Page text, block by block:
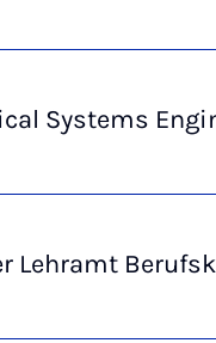
Systems
Lehramt